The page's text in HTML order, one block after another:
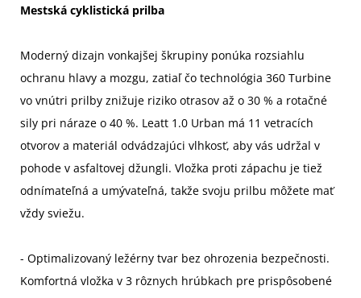
Mestská cyklistická prilba
Moderný dizajn vonkajšej škrupiny ponúka rozsiahlu
ochranu hlavy a mozgu, zatiaľ čo technológia 360 Turbine
vo vnútri prilby znižuje riziko otrasov až o 30 % a rotačné
sily pri náraze o 40 %. Leatt 1.0 Urban má 11 vetracích
otvorov a materiál odvádzajúci vlhkosť, aby vás udržal v
pohode v asfaltovej džungli. Vložka proti zápachu je tiež
odnímateľná a umývateľná, takže svoju prilbu môžete mať
vždy sviežu.
- Optimalizovaný ležérny tvar bez ohrozenia bezpečnosti.
Komfortná vložka v 3 rôznych hrúbkach pre prispôsobené